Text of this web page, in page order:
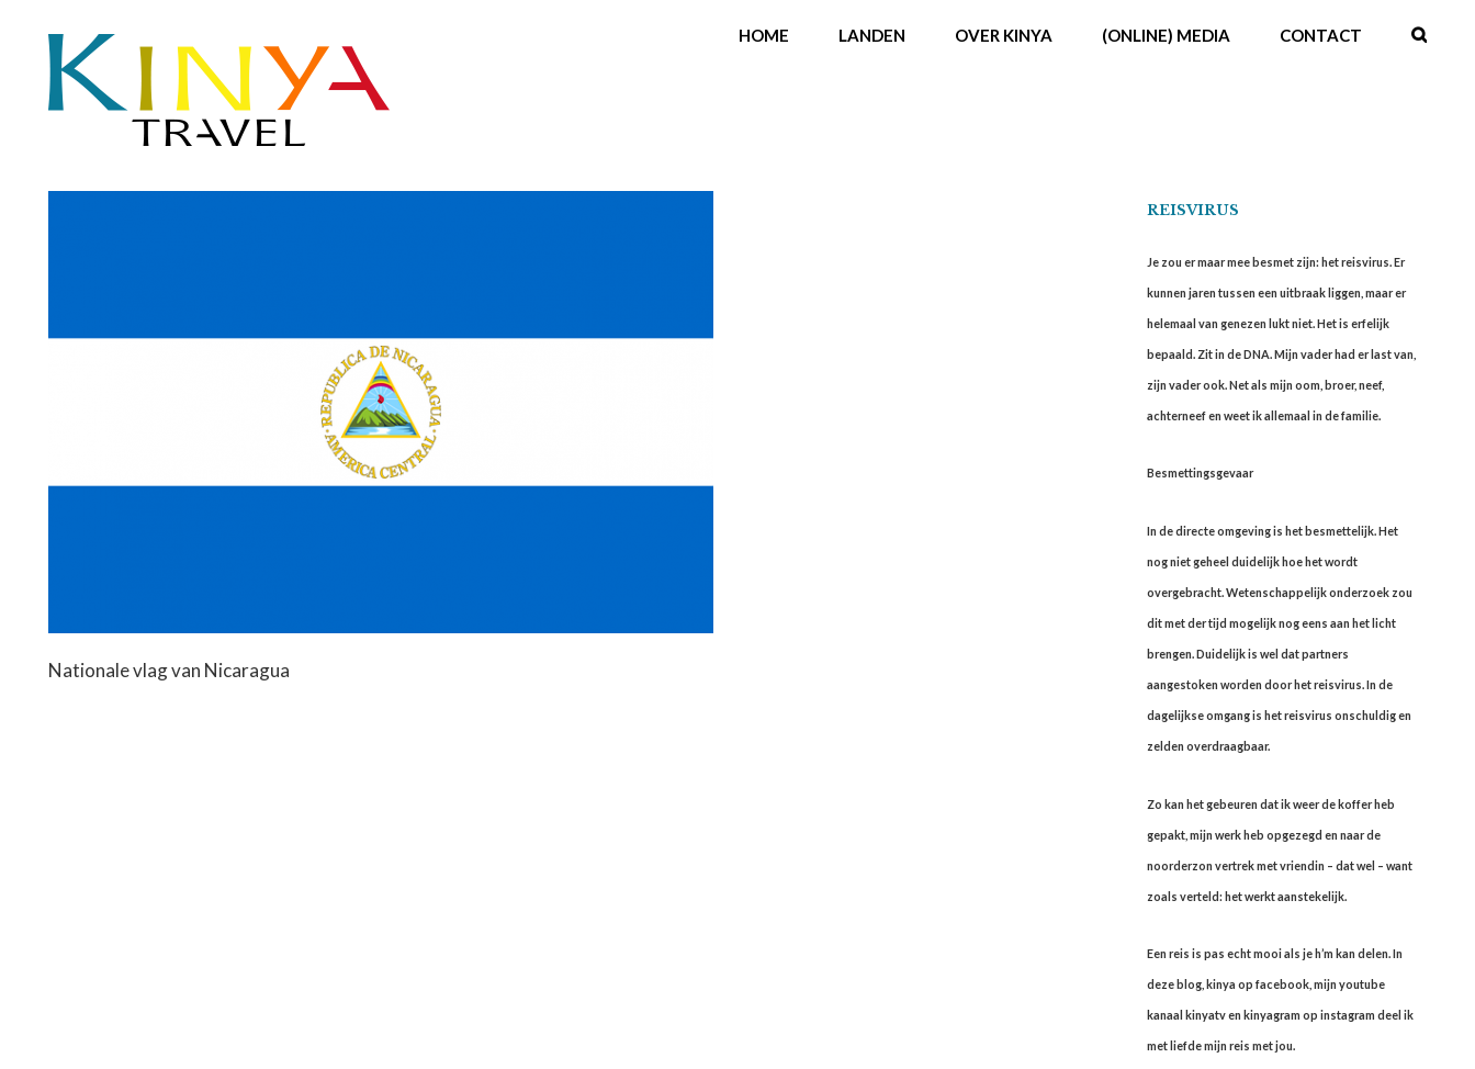
HOME LANDEN OVER KINYA (ONLINE) MEDIA CONTACT
Nationale vlag van Nicaragua
REISVIRUS
Je zou er maar mee besmet zijn: het reisvirus. Er
kunnen jaren tussen een uitbraak liggen, maar er
helemaal van genezen lukt niet. Het is erfelijk
bepaald. Zit in de DNA. Mijn vader had er last van,
zijn vader ook. Net als mijn oom, broer, neef,
achterneef en weet ik allemaal in de familie.
Besmettingsgevaar
In de directe omgeving is het besmettelijk. Het
nog niet geheel duidelijk hoe het wordt
overgebracht. Wetenschappelijk onderzoek zou
dit met der tijd mogelijk nog eens aan het licht
brengen. Duidelijk is wel dat partners
aangestoken worden door het reisvirus. In de
dagelijkse omgang is het reisvirus onschuldig en
zelden overdraagbaar.
Zo kan het gebeuren dat ik weer de koffer heb
gepakt, mijn werk heb opgezegd en naar de
noorderzon vertrek met vriendin – dat wel – want
zoals verteld: het werkt aanstekelijk.
Een reis is pas echt mooi als je h’m kan delen. In
deze blog, kinya op facebook, mijn youtube
kanaal kinyatv en kinyagram op instagram deel ik
met liefde mijn reis met jou.